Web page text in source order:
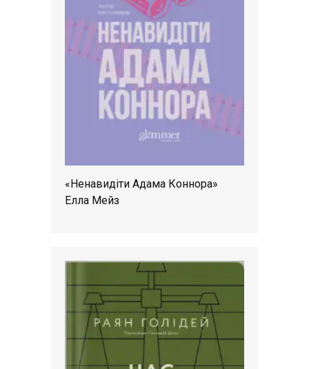
«Ненавидіти Адама Коннора»
Елла Мейз